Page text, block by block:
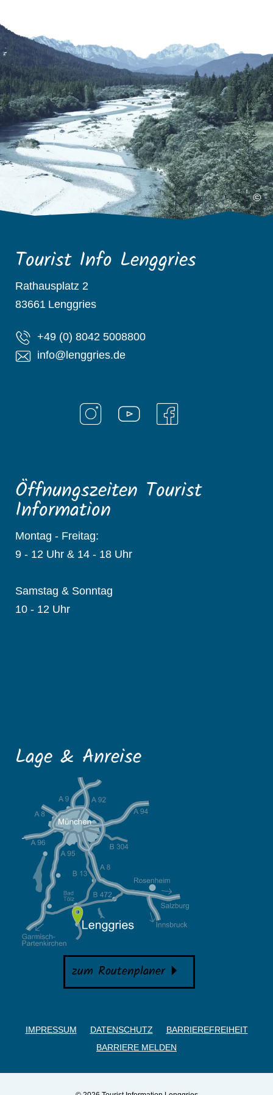
©
Tourist Info Lenggries
Rathausplatz 2
83661 Lenggries
+49 (0) 8042 5008800
info@lenggries.de
Öffnungszeiten Tourist
Information
Montag - Freitag:
9 - 12 Uhr & 14 - 18 Uhr
Samstag & Sonntag
10 - 12 Uhr
Lage & Anreise
zum Routenplaner
IMPRESSUM DATENSCHUTZ
BARRIEREFREIHEIT
BARRIERE MELDEN